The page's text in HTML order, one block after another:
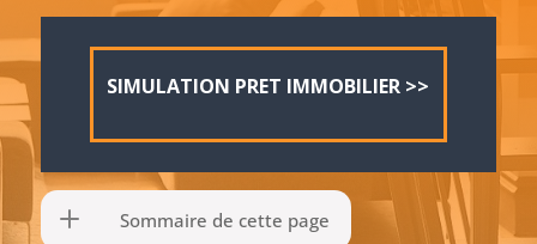
SIMULATION PRET IMMOBILIER >>
Sommaire de cette page